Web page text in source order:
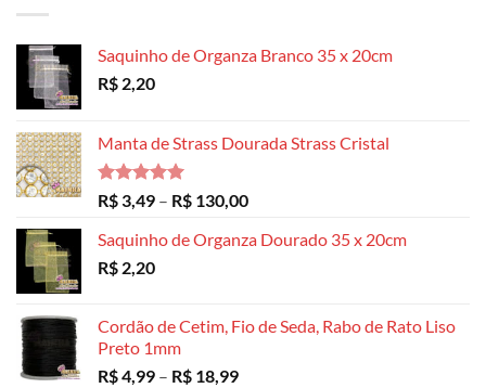
Saquinho de Organza Branco 35 x 20cm
R$ 2,20
Manta de Strass Dourada Strass Cristal
Avaliação
5.00
de 5
R$ 3,49 – R$ 130,00Faixa
preço:
Saquinho de Organza Dourado 35 x 20cm
R$ 2,20
Cordão de Cetim, Fio de Seda, Rabo de Rato Liso
Preto 1mm
R$4,99 – R$ 18,99Faixa